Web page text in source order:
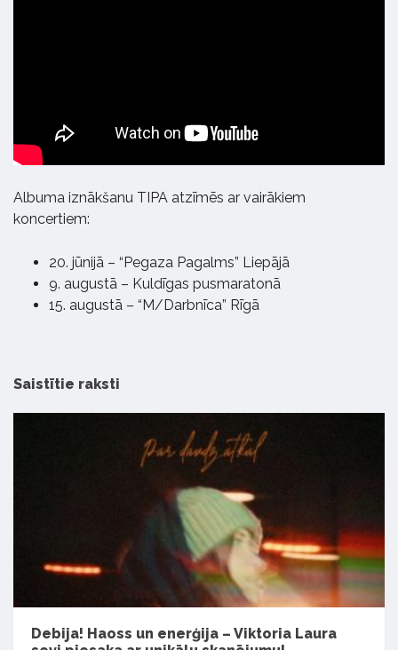
Albuma iznākšanu TIPA atzīmēs ar vairākiem
koncertiem:
20. jūnijā – “Pegaza Pagalms” Liepājā
9. augustā – Kuldīgas pusmaratonā
15. augustā – “M/Darbnīca” Rīgā
Saistītie raksti
Debija! Haoss un enerģija – Viktoria Laura